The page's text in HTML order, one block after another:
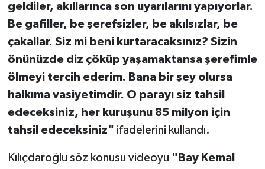
geldiler, akıllarınca son uyarılarını yapıyorlar.
Be gafiller, be şerefsizler, be akılsızlar, be
çakallar. Siz mi beni kurtaracaksınız? Sizin
önünüzde diz çöküp yaşamaktansa şerefimle
ölmeyi tercih ederim. Bana bir şey olursa
halkıma vasiyetimdir. O parayı siz tahsil
edeceksiniz, her kuruşunu 85 milyon için
tahsil edeceksiniz" ifadelerini kullandı.
Kılıçdaroğlu söz konusu videoyu "Bay Kemal